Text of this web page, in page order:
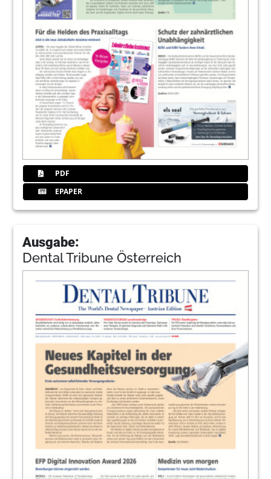
PDF
EPAPER
Ausgabe:
Dental Tribune Österreich